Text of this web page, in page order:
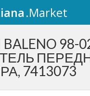
.Market
BALENO 98-
7413073